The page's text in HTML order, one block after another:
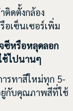
ดตั้งกล้อง
อเซ็นเซอร์เพิ่ม
ซีหรือหลุดลอก
ช้ไปนานๆ
รทาสีใหม่ทุก 5-
กับคุณภาพสีที่ใช้